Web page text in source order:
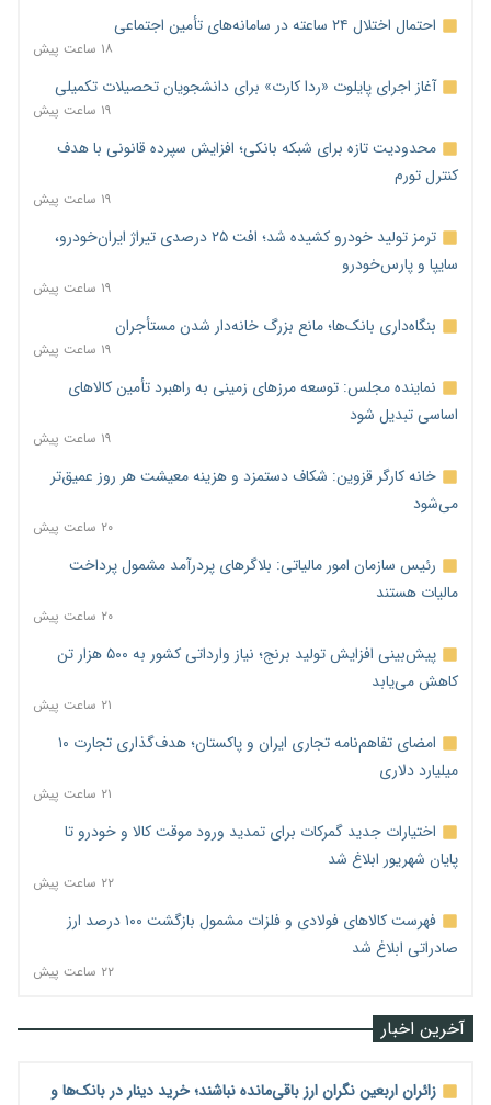
احتمال اختلال ۲۴ ساعته در سامانه‌های تأمین اجتماعی
۱۸ ساعت پیش
آغاز اجرای پایلوت «ردا کارت» برای دانشجویان تحصیلات تکمیلی
۱۹ ساعت پیش
محدودیت تازه برای شبکه بانکی؛ افزایش سپرده قانونی با هدف
کنترل تورم
۱۹ ساعت پیش
ترمز تولید خودرو کشیده شد؛ افت ۲۵ درصدی تیراژ ایران‌خودرو،
سایپا و پارس‌خودرو
۱۹ ساعت پیش
بنگاه‌داری بانک‌ها؛ مانع بزرگ خانه‌دار شدن مستأجران
۱۹ ساعت پیش
نماینده مجلس: توسعه مرزهای زمینی به راهبرد تأمین کالاهای
اساسی تبدیل شود
۱۹ ساعت پیش
خانه کارگر قزوین: شکاف دستمزد و هزینه معیشت هر روز عمیق‌تر
می‌شود
۲۰ ساعت پیش
رئیس سازمان امور مالیاتی: بلاگرهای پردرآمد مشمول پرداخت
مالیات هستند
۲۰ ساعت پیش
پیش‌بینی افزایش تولید برنج؛ نیاز وارداتی کشور به ۵۰۰ هزار تن
کاهش می‌یابد
۲۱ ساعت پیش
امضای تفاهم‌نامه تجاری ایران و پاکستان؛ هدف‌گذاری تجارت ۱۰
میلیارد دلاری
۲۱ ساعت پیش
اختیارات جدید گمرکات برای تمدید ورود موقت کالا و خودرو تا
پایان شهریور ابلاغ شد
۲۲ ساعت پیش
فهرست کالاهای فولادی و فلزات مشمول بازگشت ۱۰۰ درصد ارز
صادراتی ابلاغ شد
۲۲ ساعت پیش
آخرین اخبار
زائران اربعین نگران ارز باقی‌مانده نباشند؛ خرید دینار در بانک‌ها و